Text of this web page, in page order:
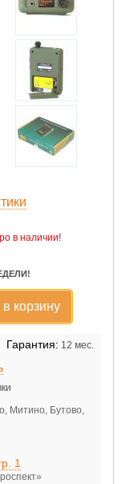
в наличии!
корзину
Гарантия: 12 мес.
Митино, Бутово,
1